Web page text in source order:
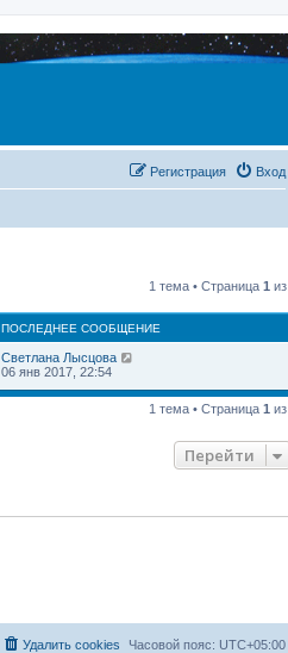
Вход
Регистрация
1 тема • Страница 1 из
ПОСЛЕДНЕЕ СООБЩЕНИЕ
Светлана Лысцова
06 янв 2017, 22:54
1 тема • Страница 1 из
Перейти
Часовой пояс: UTC+05:00
Удалить cookies